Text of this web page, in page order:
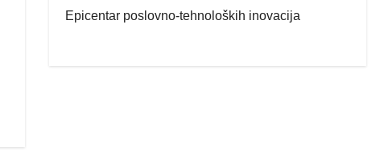
Epicentar poslovno-tehnoloških inovacija